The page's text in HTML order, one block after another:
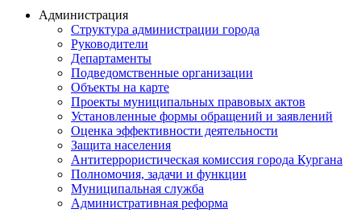
Администрация
Структура администрации города
Руководители
Департаменты
Подведомственные организации
Объекты на карте
Проекты муниципальных правовых актов
Установленные формы обращений и заявлений
Оценка эффективности деятельности
Защита населения
Антитеррористическая комиссия города Кургана
Полномочия, задачи и функции
Муниципальная служба
Административная реформа